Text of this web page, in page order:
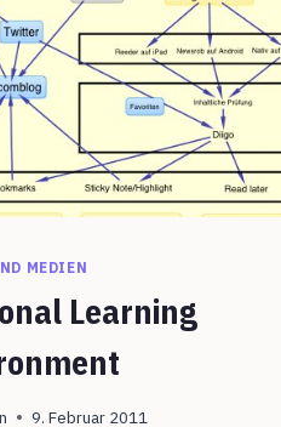
MEDIEN
Learning
9. Februar 2011